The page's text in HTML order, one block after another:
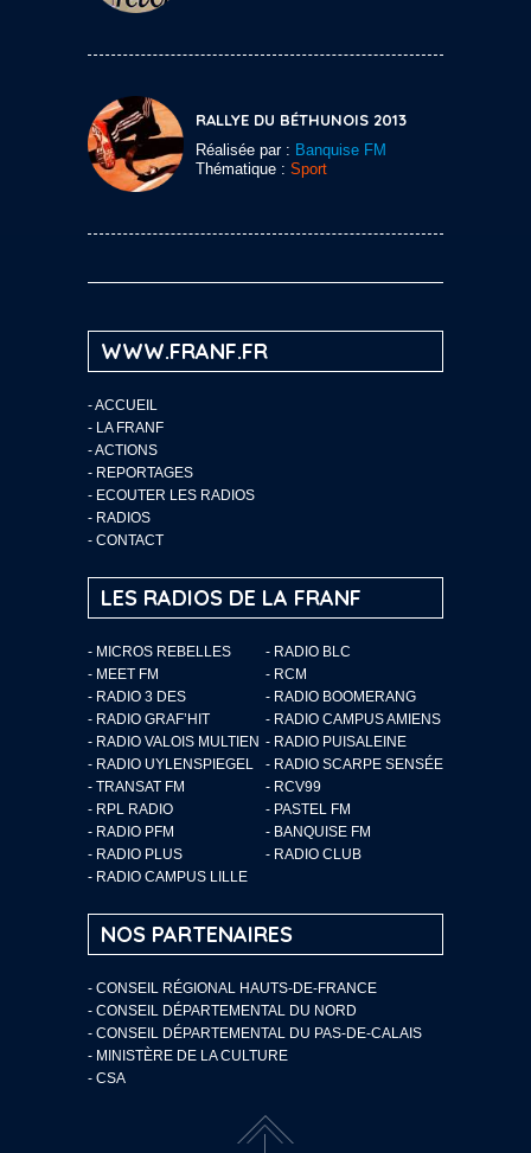
RALLYE DU BÉTHUNOIS 2013
Réalisée par : Banquise FM
Thématique : Sport
WWW.FRANF.FR
-ACCUEIL
- LA FRANF
-ACTIONS
- REPORTAGES
- ECOUTER LES RADIOS
- RADIOS
- CONTACT
LES RADIOS DE LA FRANF
- MICROS REBELLES
- RADIO BLC
- MEET FM
- RCM
- RADIO 3 DES
- RADIO BOOMERANG
- RADIO GRAF’HIT
- RADIO CAMPUS AMIENS
- RADIO VALOIS MULTIEN - RADIO PUISALEINE
- RADIO UYLENSPIEGEL
- RADIO SCARPE SENSÉE
- TRANSAT FM
- RCV99
- RPL RADIO
- PASTEL FM
- RADIO PFM
- BANQUISE FM
- RADIO PLUS
- RADIO CLUB
- RADIO CAMPUS LILLE
NOS PARTENAIRES
- CONSEIL RÉGIONAL HAUTS-DE-FRANCE
- CONSEIL DÉPARTEMENTAL DU NORD
- CONSEIL DÉPARTEMENTAL DU PAS-DE-CALAIS
- MINISTÈRE DE LA CULTURE
- CSA